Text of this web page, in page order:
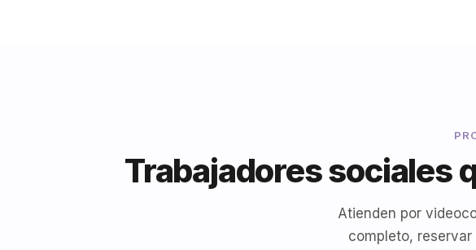
Trabajadores sociales
Atienden por
completo,